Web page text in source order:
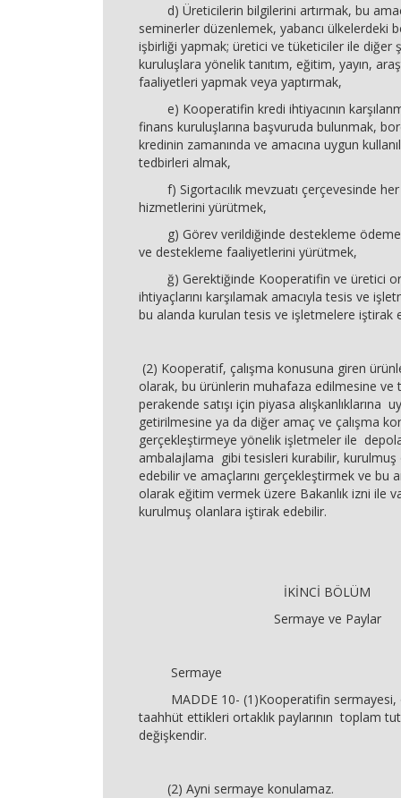
d) Üreticilerin bilgilerini artırmak, bu
seminerler düzenlemek, yabancı ülkelerdeki
işbirliği yapmak; üretici ve tüketiciler ile diğer
kuruluşlara yönelik tanıtım, eğitim, yayın,
faaliyetleri yapmak veya yaptırmak,
e) Kooperatifin kredi ihtiyacının
finans kuruluşlarına başvuruda bulunmak,
kredinin zamanında ve amacına uygun
tedbirleri almak,
f) Sigortacılık mevzuatı çerçevesinde her
hizmetlerini yürütmek,
g) Görev verildiğinde destekleme
ve destekleme faaliyetlerini yürütmek,
ğ) Gerektiğinde Kooperatifin ve üretici
ihtiyaçlarını karşılamak amacıyla tesis ve
bu alanda kurulan tesis ve işletmelere iştirak
(2) Kooperatif, çalışma konusuna giren
olarak, bu ürünlerin muhafaza edilmesine ve
perakende satışı için piyasa alışkanlıklarına
getirilmesine ya da diğer amaç ve çalışma
gerçekleştirmeye yönelik işletmeler ile
ambalajlama gibi tesisleri kurabilir, kurulmuş
edebilir ve amaçlarını gerçekleştirmek ve bu
olarak eğitim vermek üzere Bakanlık izni ile
kurulmuş olanlara iştirak edebilir.
İKİNCİ BÖLÜM
Sermaye ve Paylar
Sermaye
MADDE 10- (1)Kooperatifin sermayesi,
taahhüt ettikleri ortaklık paylarının toplam
değişkendir.
(2) Ayni sermaye konulamaz.